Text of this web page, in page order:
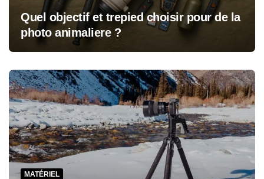
Quel objectif et trepied choisir pour de la
photo animaliere ?
MATÉRIEL